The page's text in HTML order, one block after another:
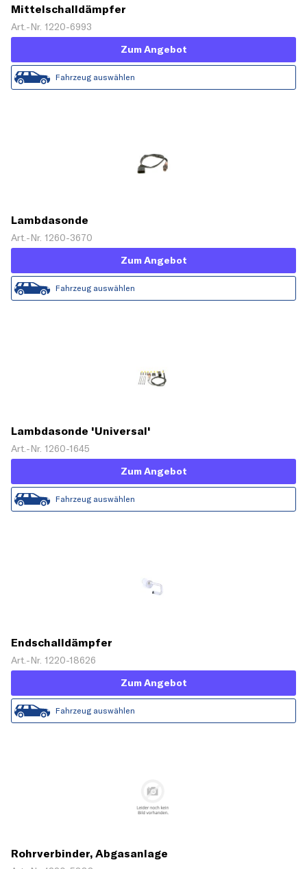
Mittelschalldämpfer
Art.-Nr. 1220-6993
Zum Angebot
Fahrzeug auswählen
Lambdasonde
Art.-Nr. 1260-3670
Zum Angebot
Fahrzeug auswählen
Lambdasonde 'Universal'
Art.-Nr. 1260-1645
Zum Angebot
Fahrzeug auswählen
Endschalldämpfer
Art.-Nr. 1220-18626
Zum Angebot
Fahrzeug auswählen
Rohrverbinder, Abgasanlage